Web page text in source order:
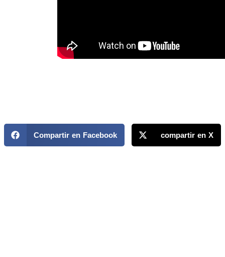
Compartir en Facebook compartir en X